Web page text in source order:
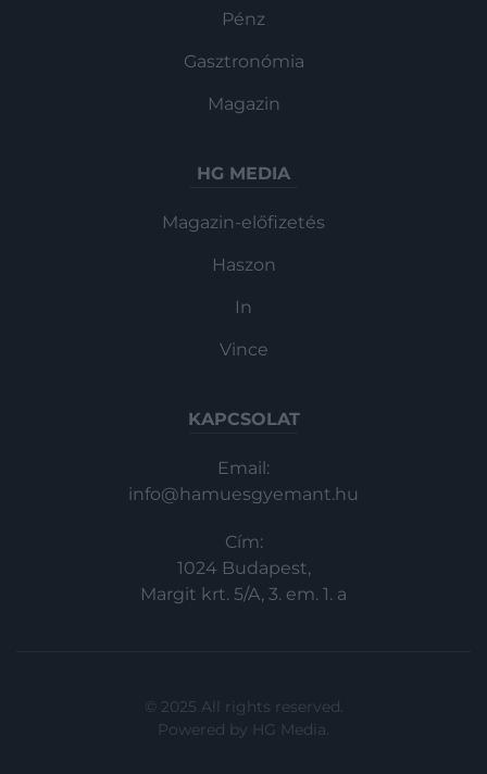
Pénz
Gasztronómia
Magazin
HG MEDIA
Magazin-előfizetés
Haszon
In
Vince
KAPCSOLAT
Email:
info@hamuesgyemant.hu
Cím:
1024 Budapest,
Margit krt. 5/A, 3. em. 1. a
© 2025 All rights reserved.
Powered by HG Media.